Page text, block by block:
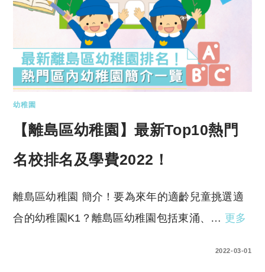
幼稚園
【離島區幼稚園】最新Top10熱門
名校排名及學費2022！
離島區幼稚園 簡介！要為來年的適齡兒童挑選適
合的幼稚園K1？離島區幼稚園包括東涌、… 更多
2022-03-01